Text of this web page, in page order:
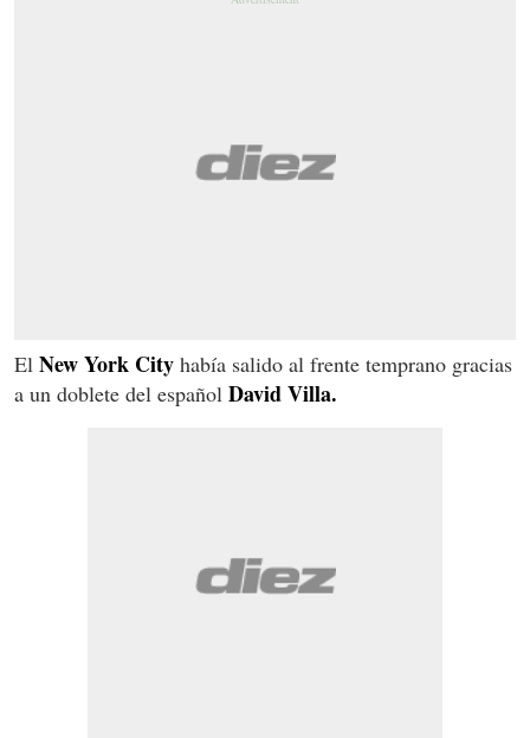
El New York City había salido al frente temprano gracias
a un doblete del español David Villa.